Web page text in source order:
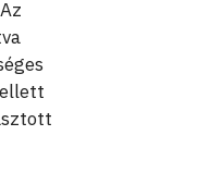
s.r.o.